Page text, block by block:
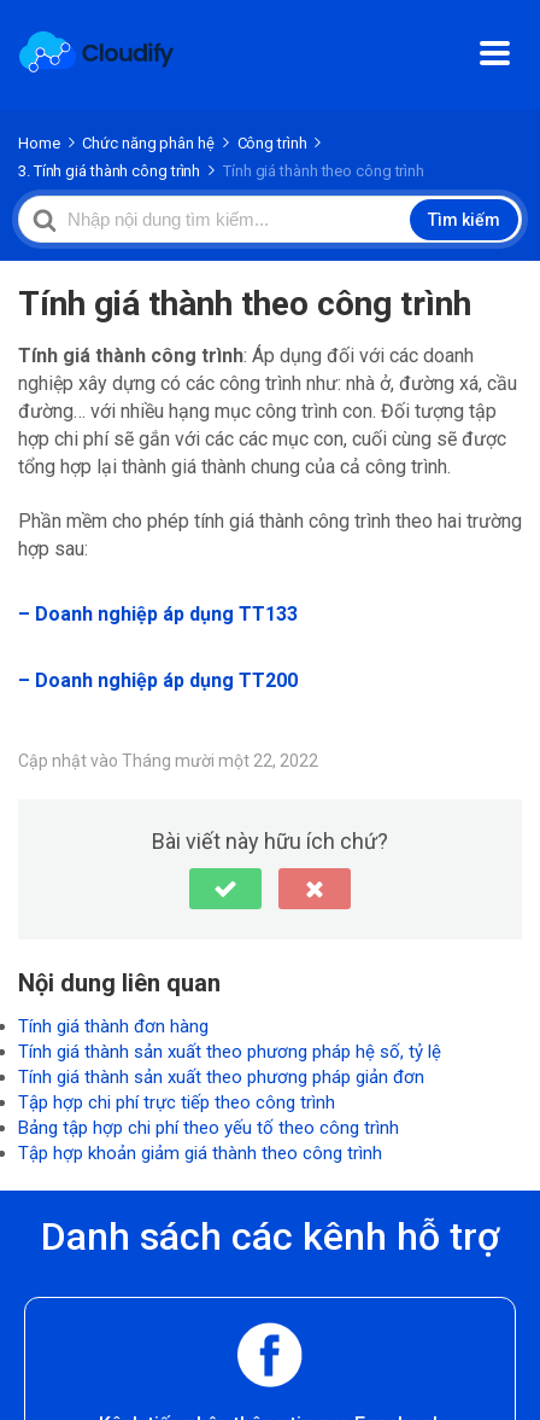
Home Chức năng phân hệ
Công trình
3. Tính giá thành công trình
Tính giá thành theo công trình
Search
For
Tìm kiếm
Tính giá thành theo công trình
Tính giá thành công trình: Áp dụng đối với các doanh
nghiệp xây dựng có các công trình như: nhà ở, đường xá, cầu
đường… với nhiều hạng mục công trình con. Đối tượng tập
hợp chi phí sẽ gắn với các các mục con, cuối cùng sẽ được
tổng hợp lại thành giá thành chung của cả công trình.
Phần mềm cho phép tính giá thành công trình theo hai trường
hợp sau:
– Doanh nghiệp áp dụng TT133
– Doanh nghiệp áp dụng TT200
Cập nhật vào Tháng mười một 22, 2022
Bài viết này hữu ích chứ?
Nội dung liên quan
Tính giá thành đơn hàng
Tính giá thành sản xuất theo phương pháp hệ số, tỷ lệ
Tính giá thành sản xuất theo phương pháp giản đơn
Tập hợp chi phí trực tiếp theo công trình
Bảng tập hợp chi phí theo yếu tố theo công trình
Tập hợp khoản giảm giá thành theo công trình
Danh sách các kênh hỗ trợ